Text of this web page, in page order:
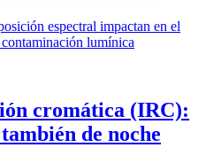
espectral impactan en el
lumínica
cromática (IRC):
de noche